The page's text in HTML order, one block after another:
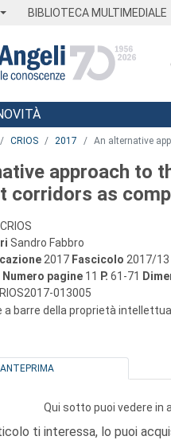
BIBLIOTECA MULTIMEDIALE
CRIOS 2017 An alternative
approach to
corridors as
CRIOS
Sandro Fabbro
2017 Fascicolo 2017/13
Numero pagine 11 P. 61-71
013005
a barre della proprietà
ANTEPRIMA
Qui sotto puoi vedere in
ti interessa, lo puoi